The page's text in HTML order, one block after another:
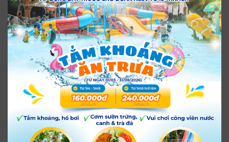
mỗi dịch vụ.